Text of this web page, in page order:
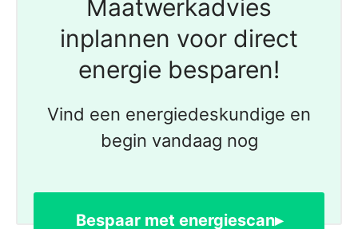
Maatwerkadvies
inplannen voor direct
energie besparen!
Vind een energiedeskundige en
begin vandaag nog
Bespaar met energiescan▸